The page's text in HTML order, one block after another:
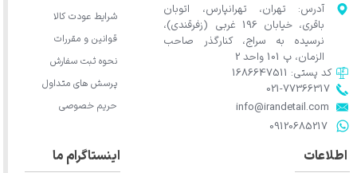
آدرس: تهران، تهرانپارس، اتوبان
باقری، خیابان 196 غربی (زفرقندی)،
نرسیده به سراج، کنارگذر صاحب
الزمان، پ 101 واحد 2
​​​​​​​info@irandetail.com
021-77366317​​​​​​​​​​​​​​​​​​​​​
​​​​​​​09120685217​​​​​​​
کد پستی: 1686647511
اینستاگرام ما اطلاعات
شرایط عودت کالا
قوانین و مقررات
نحوه ثبت سفارش
پرسش های متداول
حریم خصوصی